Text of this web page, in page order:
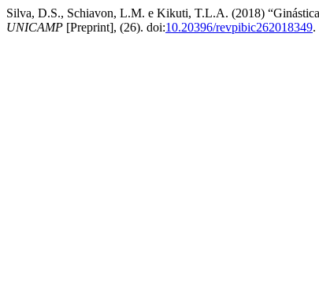
Silva, D.S., Schiavon, L.M. e Kikuti, T.L.A. (2018)
UNICAMP [Preprint], (26). doi:10.20396/revpibic262018349.